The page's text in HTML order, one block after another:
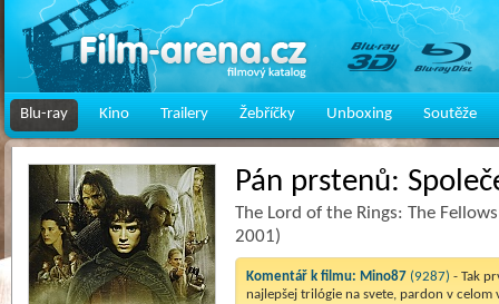
Blu-ray Kino Trailery Žebříčky Unboxing Soutěže
Pán prstenů:
The Lord of the Rings: The
2001)
Komentář k filmu: Mino87 (9287) - Tak
najlepšej trilógie na svete, pardon v celom